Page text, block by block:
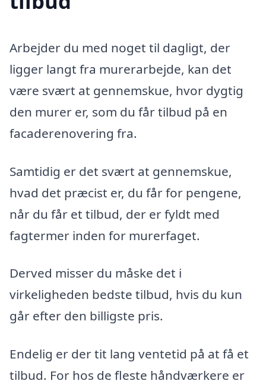
Arbejder du med noget til dagligt, der
ligger langt fra murerarbejde, kan det
være svært at gennemskue, hvor dygtig
den murer er, som du får tilbud på en
facaderenovering fra.
Samtidig er det svært at gennemskue,
hvad det præcist er, du får for pengene,
når du får et tilbud, der er fyldt med
fagtermer inden for murerfaget.
Derved misser du måske det i
virkeligheden bedste tilbud, hvis du kun
går efter den billigste pris.
Endelig er der tit lang ventetid på at få et
tilbud. For hos de fleste håndværkere er